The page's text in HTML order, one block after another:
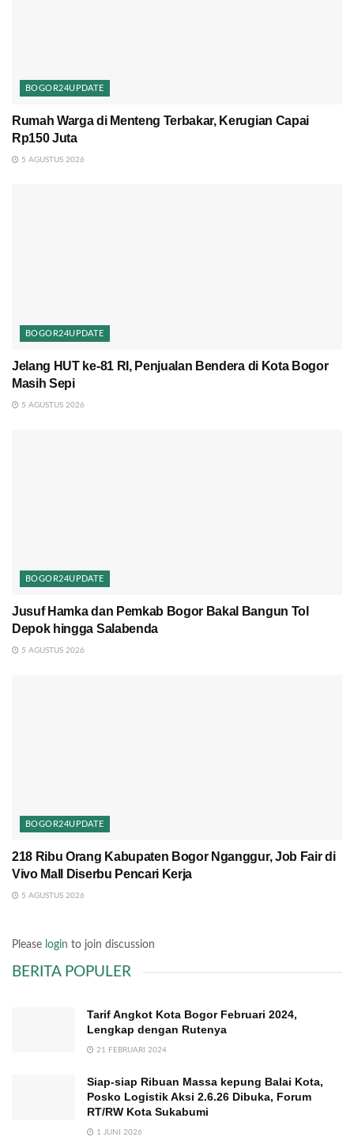
BOGOR24UPDATE
Rumah Warga di Menteng Terbakar, Kerugian Capai
Rp150 Juta
5 AGUSTUS 2026
BOGOR24UPDATE
Jelang HUT ke-81 RI, Penjualan Bendera di Kota Bogor
Masih Sepi
5 AGUSTUS 2026
BOGOR24UPDATE
Jusuf Hamka dan Pemkab Bogor Bakal Bangun Tol
Depok hingga Salabenda
5 AGUSTUS 2026
BOGOR24UPDATE
218 Ribu Orang Kabupaten Bogor Nganggur, Job Fair di
Vivo Mall Diserbu Pencari Kerja
5 AGUSTUS 2026
Please login to join discussion
BERITA POPULER
Tarif Angkot Kota Bogor Februari 2024,
Lengkap dengan Rutenya
21 FEBRUARI 2024
Siap-siap Ribuan Massa kepung Balai Kota,
Posko Logistik Aksi 2.6.26 Dibuka, Forum
RT/RW Kota Sukabumi
1 JUNI 2026